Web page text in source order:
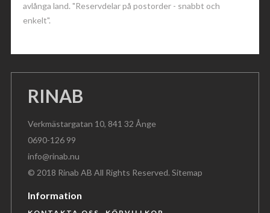
avlånga land. "Reservdelar på postorder - snabbt och
enkelt".
RINAB
Verkmästargatan 10, 841 32 Ånge
0690-126 99
info@rinab.nu
© 2018 Rinab AB All Rights Reserved.Sitemap
Information